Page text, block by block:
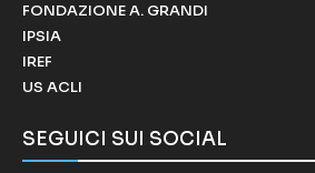
FONDAZIONE A. GRANDI
IPSIA
IREF
US ACLI
SEGUICI SUI SOCIAL